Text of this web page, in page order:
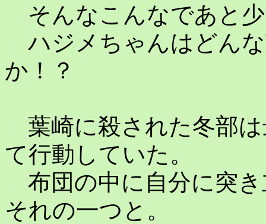
そんなこんなであと
ハジメちゃんはどん
か！？
葉崎に殺された冬部
て行動していた。
布団の中に自分に突
それの一つと。